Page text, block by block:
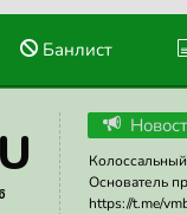
Банлист
Основатель
https://t.me/